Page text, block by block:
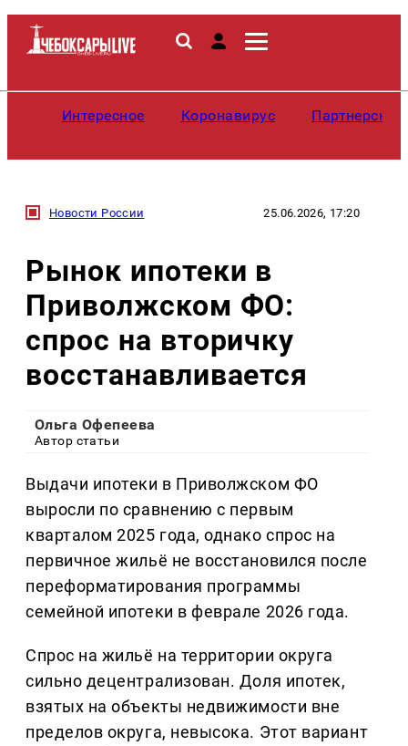
Интересное Коронавирус
Новости России 25.06.2026, 17:20
Рынок ипотеки в
Приволжском ФО:
спрос на вторичку
восстанавливается
Ольга Офепеева
Автор статьи
Выдачи ипотеки в Приволжском ФО
выросли по сравнению с первым
кварталом 2025 года, однако спрос на
первичное жильё не восстановился после
переформатирования программы
семейной ипотеки в феврале 2026 года.
Спрос на жильё на территории округа
сильно децентрализован. Доля ипотек,
взятых на объекты недвижимости вне
пределов округа, невысока. Этот вариант